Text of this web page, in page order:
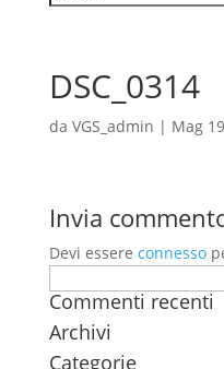
DSC_0314
da VGS_admin | Mag
Invia
Devi essere connesso
per:
Commenti recenti
Archivi
Categorie